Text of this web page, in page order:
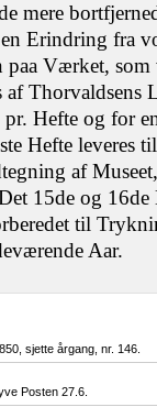
mere
Erindring fra
paa Værket,
af Thorvaldsens
Hefte og for
Hefte leveres
af
15de og
til
Aar.
sjette årgang, nr. 146.
Posten 27.6.